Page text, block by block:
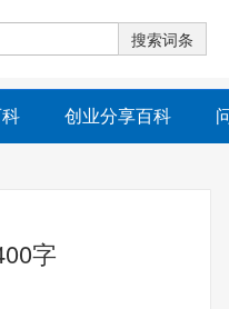
创业分享百科
字